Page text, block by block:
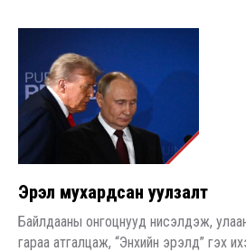
​Эрэл мухардсан уулзалт
Байлдааны онгоцнууд нисэлдэж,
гараа атгалцаж, “Энхийн эрэлд” гэх